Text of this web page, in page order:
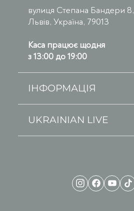
вулиця Степана Бандери 8,
Львів, Україна, 79013
Каса працює щодня
з 13:00 до 19:00
ІНФОРМАЦІЯ
UKRAINIAN LIVE